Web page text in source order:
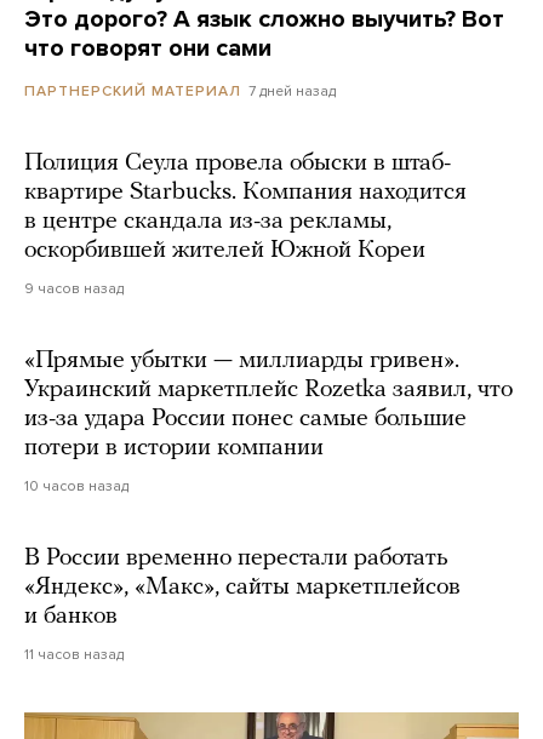
Это дорого? А язык сложно выучить? Вот
что говорят они сами
ПАРТНЕРСКИЙ МАТЕРИАЛ 7 дней назад
Полиция Сеула провела обыски в штаб-
квартире Starbucks. Компания находится
в центре скандала из-за рекламы,
оскорбившей жителей Южной Кореи
9 часов назад
«Прямые убытки — миллиарды гривен».
Украинский маркетплейс Rozetka заявил, что
из-за удара России понес самые большие
потери в истории компании
10 часов назад
В России временно перестали работать
«Яндекс», «Макс», сайты маркетплейсов
и банков
11 часов назад